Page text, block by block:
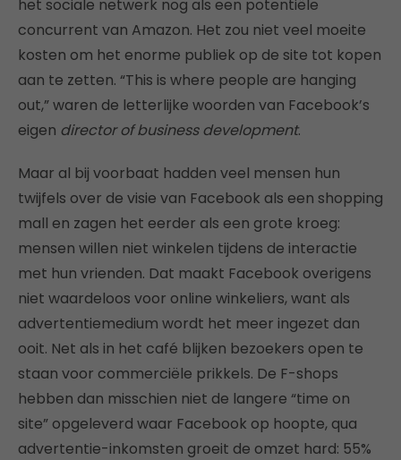
het sociale netwerk nog als een potentiële
concurrent van Amazon. Het zou niet veel moeite
kosten om het enorme publiek op de site tot kopen
aan te zetten. “This is where people are hanging
out,” waren de letterlijke woorden van Facebook’s
eigen director of business development.
Maar al bij voorbaat hadden veel mensen hun
twijfels over de visie van Facebook als een shopping
mall en zagen het eerder als een grote kroeg:
mensen willen niet winkelen tijdens de interactie
met hun vrienden. Dat maakt Facebook overigens
niet waardeloos voor online winkeliers, want als
advertentiemedium wordt het meer ingezet dan
ooit. Net als in het café blijken bezoekers open te
staan voor commerciële prikkels. De F-shops
hebben dan misschien niet de langere “time on
site” opgeleverd waar Facebook op hoopte, qua
advertentie-inkomsten groeit de omzet hard: 55%